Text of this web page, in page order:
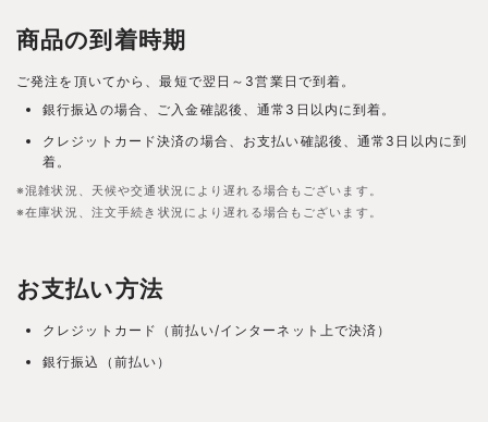
商品の到着時期
ご発注を頂いてから、最短で翌日～3営業日で到着。
銀行振込の場合、ご入金確認後、通常3日以内に到着。
クレジットカード決済の場合、お支払い確認後、通常3日以内に到
着。
※混雑状況、天候や交通状況により遅れる場合もございます。
※在庫状況、注文手続き状況により遅れる場合もございます。
お支払い方法
クレジットカード（前払い/インターネット上で決済）
銀行振込（前払い）